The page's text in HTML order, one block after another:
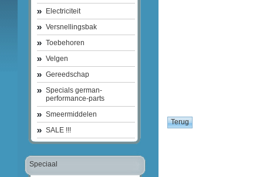
Electriciteit
Versnellingsbak
Toebehoren
Velgen
Gereedschap
Specials german-
performance-parts
Smeermiddelen
SALE !!!
Speciaal